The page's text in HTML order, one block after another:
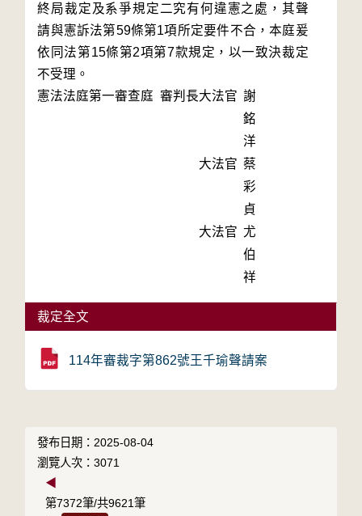
終局裁定及系爭規定二究有何違憲之處，其聲
請與憲訴法第59條第1項所定要件不合，本庭爰
依同法第15條第2項第7款規定，以一致決裁定
不受理。
憲法法庭第一審查庭 審判長大法官 謝
銘
洋
大法官 蔡
彩
貞
大法官 尤
伯
祥
裁定全文
114年審裁字第862號王千瑜聲請案
發布日期：2025-08-04
瀏覽人次：3071
◀
第7372筆/共9621筆